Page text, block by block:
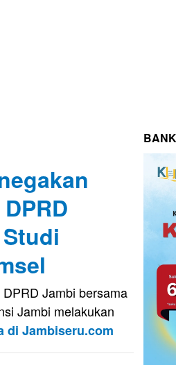
Jambi bersama
Jambi melakukan
di Jambiseru.com